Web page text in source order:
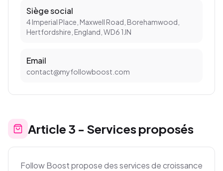
Siège social
4 Imperial Place, Maxwell Road, Borehamwood,
Hertfordshire, England, WD6 1JN
Email
contact@myfollowboost.com
Article 3 - Services proposés
Follow Boost propose des services de croissance